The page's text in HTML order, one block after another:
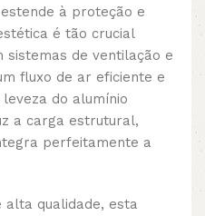
à proteção e
é tão crucial
sistemas de ventilação e
fluxo de ar eficiente e
do alumínio
a carga estrutural,
perfeitamente a
alta qualidade, esta